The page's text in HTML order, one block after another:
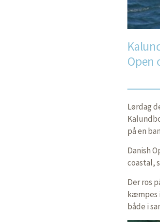
Open
Lørdag
på en
Danish
coastal,
Der ros
kæmpes
både i